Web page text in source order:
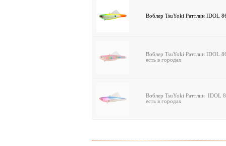
Воблер TsuYoki Раттлин IDOL
Воблер TsuYoki Раттлин IDOL
есть в городах
Воблер TsuYoki Раттлин IDOL
есть в городах